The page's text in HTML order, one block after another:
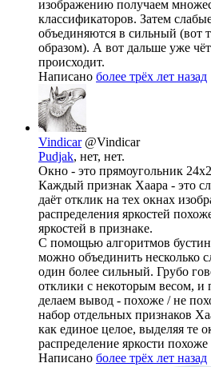
изображению получаем
классификаторов. Затем
объединяются в сильный (вот
образом). А вот дальше уже
происходит.
Написано более трёх лет назад
Vindicar @Vindicar
Pudjak, нет, нет.
Окно - это прямоугольник
Каждый признак Хаара - это
даёт отклик на тех окнах
распределения яркостей
яркостей в признаке.
С помощью алгоритмов
можно объединить несколько
один более сильный. Грубо
отклики с некоторым весом,
делаем вывод - похоже / не
набор отдельных признаков
как единое целое, выделяя те
распределение яркости
Написано более трёх лет назад